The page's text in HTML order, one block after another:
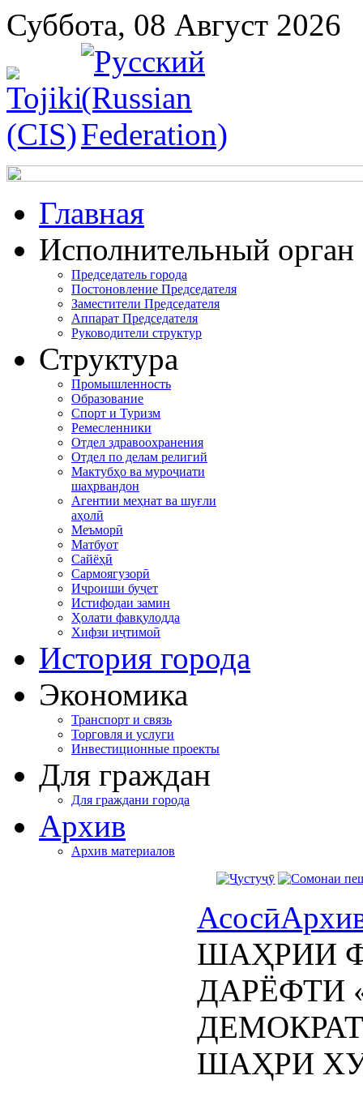
Суббота, 08 Август 2026
Главная
Исполнительный орган
Председатель города
Постоновление Председателя
Заместители Председателя
Аппарат Председателя
Руководители структур
Структура
Промышленность
Образование
Спорт и Туризм
Ремесленники
Отдел здравоохранения
Отдел по делам религий
Мактубҳо ва муроҷиати
шаҳрвандон
Агентии меҳнат ва шуғли
аҳолӣ
Меъморӣ
Матбуот
Сайёҳӣ
Сармоягузорӣ
Иҷроиши буҷет
Истифодаи замин
Ҳолати фавқулодда
Хифзи иҷтимоӣ
История города
Экономика
Транспорт и связь
Торговля и услуги
Инвестиционные проекты
Для граждан
Для граждани города
Архив
Архив материалов
Асосӣ
ШАҲРИИ
ДАРЁФТИ
ШАҲРИ